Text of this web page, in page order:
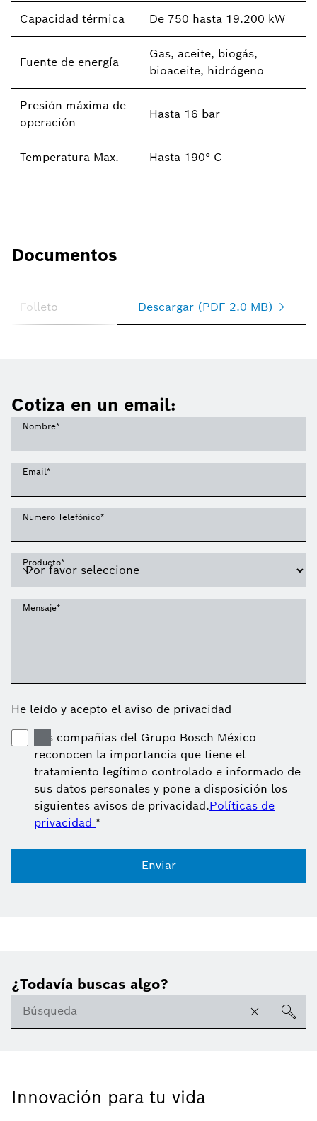
Capacidad térmica De 750 hasta 19.200 kW
Fuente de energía
Gas, aceite, biogás,
bioaceite, hidrógeno
Presión máxima de
operación
Hasta 16 bar
Temperatura Max. Hasta 190° C
Documentos
Folleto Descargar (PDF 2.0 MB)
Cotiza en un email:
Nombre*
Email*
Numero Telefónico*
Producto*
Mensaje*
He leído y acepto el aviso de privacidad
Las compañias del Grupo Bosch México
reconocen la importancia que tiene el
tratamiento legítimo controlado e informado de
sus datos personales y pone a disposición los
siguientes avisos de privacidad.Políticas de
privacidad *
Enviar
¿Todavía buscas algo?
Innovación para tu vida